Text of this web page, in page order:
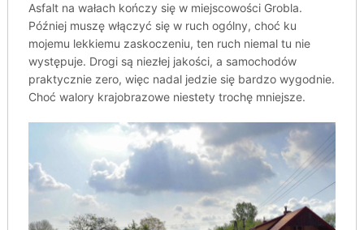
Asfalt na wałach kończy się w miejscowości Grobla.
Później muszę włączyć się w ruch ogólny, choć ku
mojemu lekkiemu zaskoczeniu, ten ruch niemal tu nie
występuje. Drogi są niezłej jakości, a samochodów
praktycznie zero, więc nadal jedzie się bardzo wygodnie.
Choć walory krajobrazowe niestety trochę mniejsze.